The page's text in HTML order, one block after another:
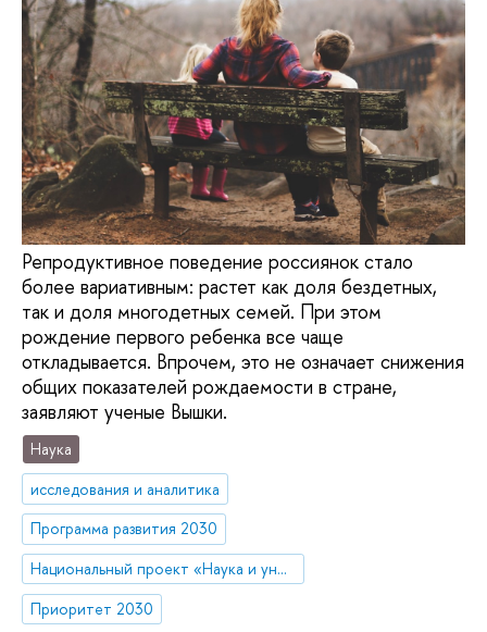
Репродуктивное поведение россиянок стало
более вариативным: растет как доля бездетных,
так и доля многодетных семей. При этом
рождение первого ребенка все чаще
откладывается. Впрочем, это не означает снижения
общих показателей рождаемости в стране,
заявляют ученые Вышки.
Наука
исследования и аналитика
Программа развития 2030
Национальный проект «Наука и университеты»
Приоритет 2030